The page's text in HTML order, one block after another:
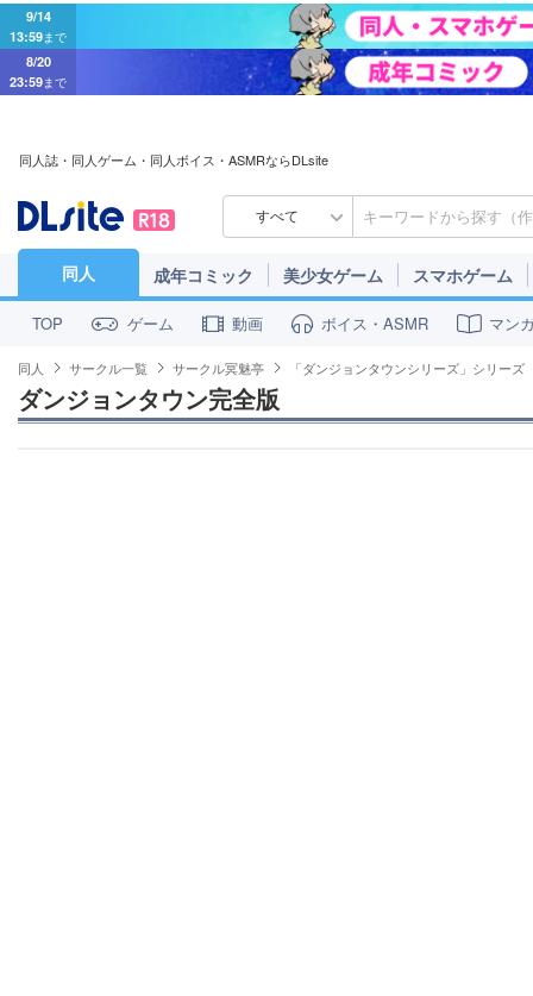
9/14
13:59まで
8/20
23:59まで
同人誌・同人ゲーム・同人ボイス・ASMRならDLsite
すべて
同人 成年コミック 美少女ゲーム スマホゲーム
TOP ゲーム 動画 ボイス・ASMR マン
同人 サークル一覧 サークル冥魅亭 「ダンジョンタウンシリーズ」シリーズ
ダンジョンタウン完全版